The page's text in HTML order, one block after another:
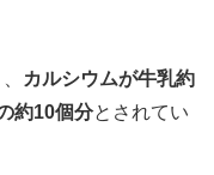
カルシウムが牛乳約
約10個分とされてい